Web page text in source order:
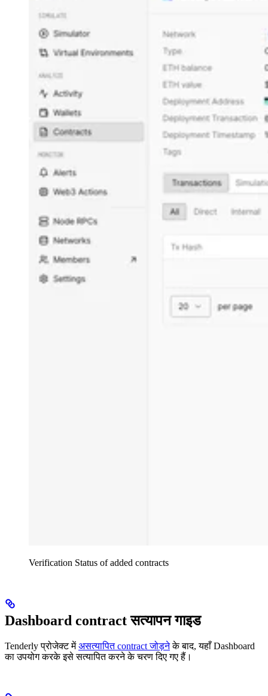
Verification Status of added contracts
Dashboard contract सत्यापन गाइड
Tenderly प्रोजेक्ट मेंअसत्यापित contract जोड़नेके बाद, यहाँ Dashboard
का उपयोग करके इसे सत्यापित करने के चरण दिए गए हैं।